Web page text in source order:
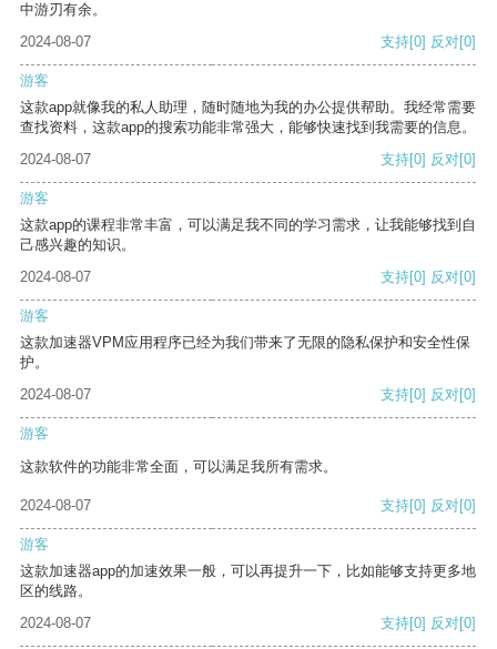
中游刃有余。
2024-08-07
支持[0] 反对[0]
游客
这款app就像我的私人助理，随时随地为我的办公提供帮助。我经常需要
查找资料，这款app的搜索功能非常强大，能够快速找到我需要的信息。
2024-08-07
支持[0] 反对[0]
游客
这款app的课程非常丰富，可以满足我不同的学习需求，让我能够找到自
己感兴趣的知识。
2024-08-07
支持[0] 反对[0]
游客
这款加速器VPM应用程序已经为我们带来了无限的隐私保护和安全性保
护。
2024-08-07
支持[0] 反对[0]
游客
这款软件的功能非常全面，可以满足我所有需求。
2024-08-07 支持[0] 反对[0]
游客
这款加速器app的加速效果一般，可以再提升一下，比如能够支持更多地
区的线路。
2024-08-07
支持[0] 反对[0]